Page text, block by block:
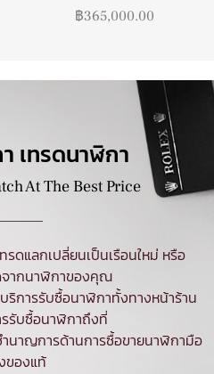
฿365,000.00
เทรดนาฬิกา
At The Best Price
ดแลกเปลี่ยนเป็นเรือนใหม่ หรือ
จากนาฬิกาของคุณ
ริการรับซื้อนาฬิกาทั้งทางหน้าร้าน
รรับซื้อนาฬิกาถึงที่
ำนาญการด้านการซื้อขายนาฬิกามือ
ของแท้